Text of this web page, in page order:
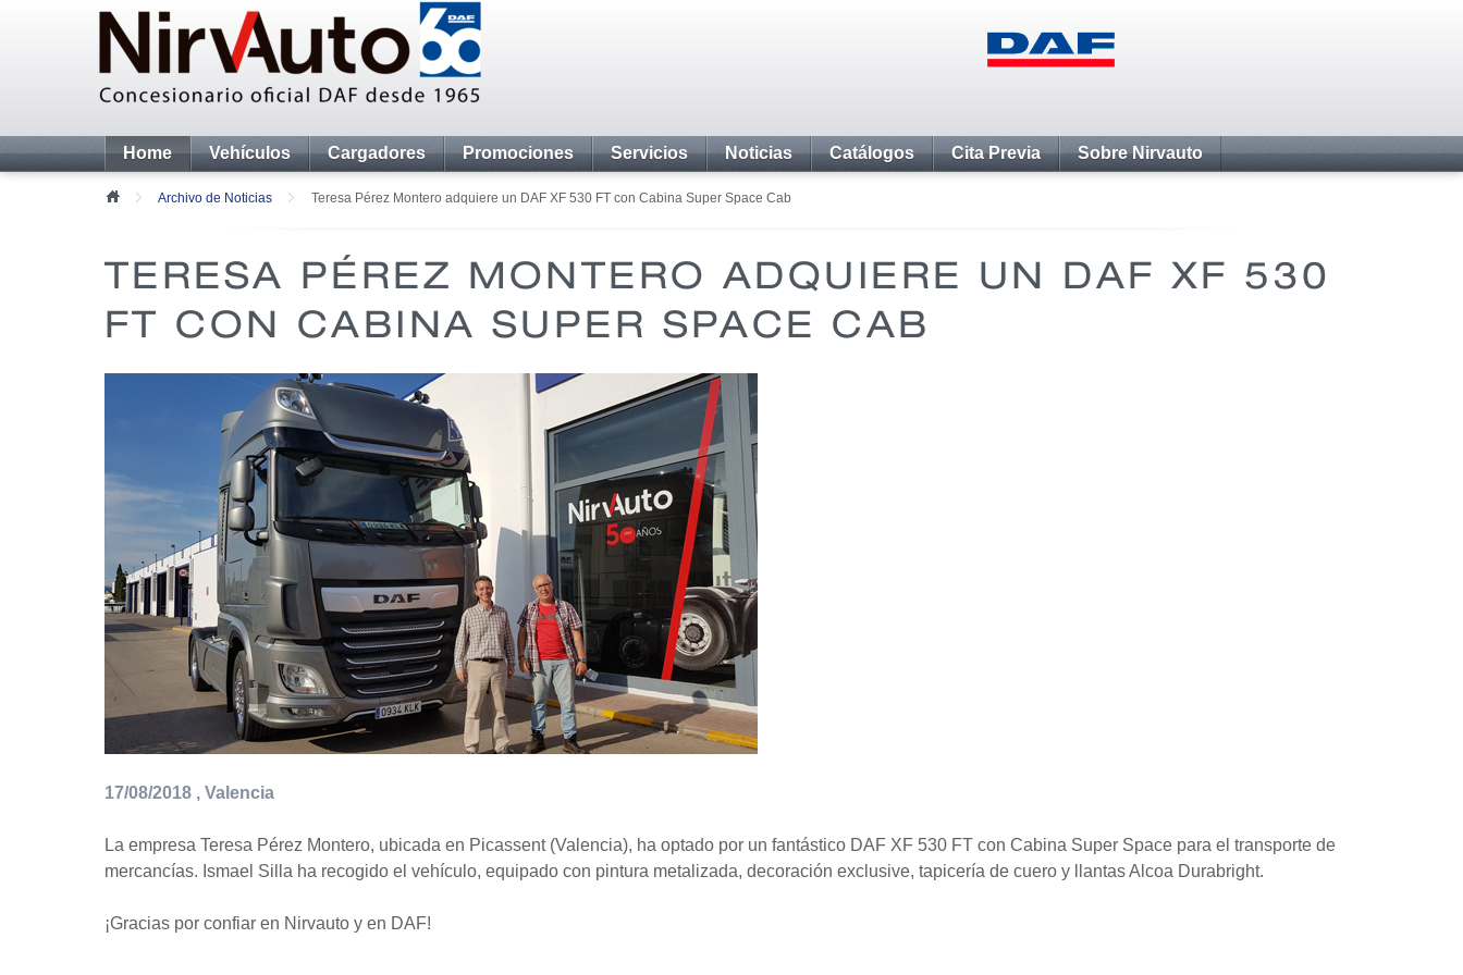
Home Vehículos Cargadores Promociones Servicios Noticias Catálogos Cita Previa Sobre Nirvauto
Archivo de Noticias Teresa Pérez Montero adquiere un DAF XF 530 FT con Cabina Super Space Cab
TERESA PÉREZ MONTERO ADQUIERE UN DAF XF 530
FT CON CABINA SUPER SPACE CAB
17/08/2018 Valencia
La empresa Teresa Pérez Montero, ubicada en Picassent (Valencia), ha optado por un fantástico DAF XF 530 FT con Cabina Super Space para el transporte de
mercancías. Ismael Silla ha recogido el vehículo, equipado con pintura metalizada, decoración exclusive, tapicería de cuero y llantas Alcoa Durabright.
¡Gracias por confiar en Nirvauto y en DAF!